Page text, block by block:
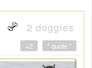
2 doggies
" quote "
+2